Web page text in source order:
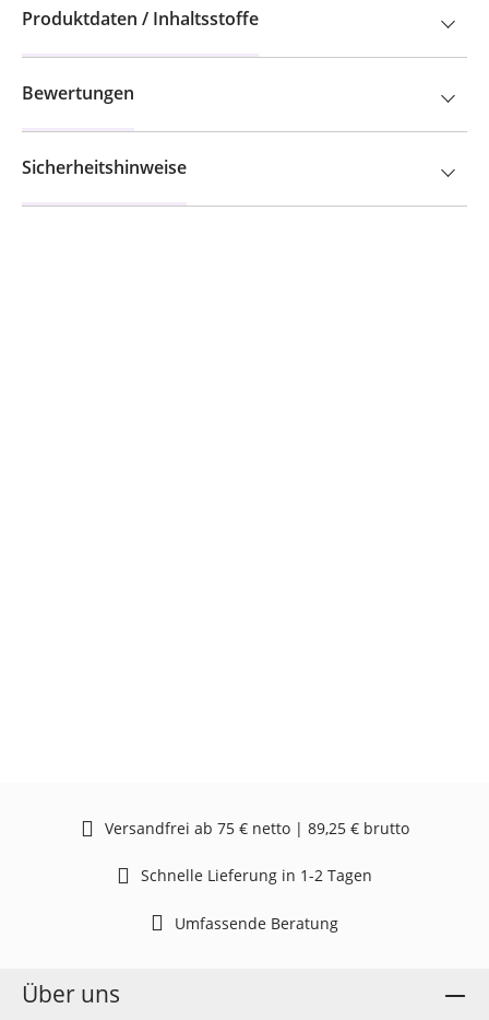
Produktdaten / Inhaltsstoffe
Bewertungen
Sicherheitshinweise
Versandfrei ab 75 € netto | 89,25 € brutto
Schnelle Lieferung in 1-2 Tagen
Umfassende Beratung
Über uns